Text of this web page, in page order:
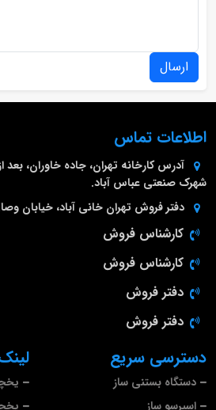
ارسال
دسترسی سریع
دستگاه بستنی ساز
اسپرسو ساز
اطلاعات تماس
آدرس کارخانه تهران، جاده خاوران، بعد
شهرک صنعتی عباس آباد.
دفتر فروش تهران خانی آباد، خیابان
کارشناس فروش
کارشناس فروش
دفتر فروش
دفتر فروش